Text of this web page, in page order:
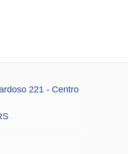
221 - Centro